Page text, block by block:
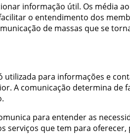
informação útil. Os média ao
o entendimento dos
de massas quese
utilizada para informações e
. A comunicação determina de
.
para entenderas
serviços quetem para oferecer,